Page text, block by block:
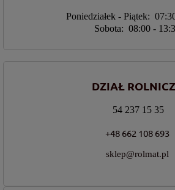
Poniedziałek - Piątek:
Sobota: 08:00 -
DZIAŁ
54 237 15 35
+48 662 108 693
sklep@rolmat.pl